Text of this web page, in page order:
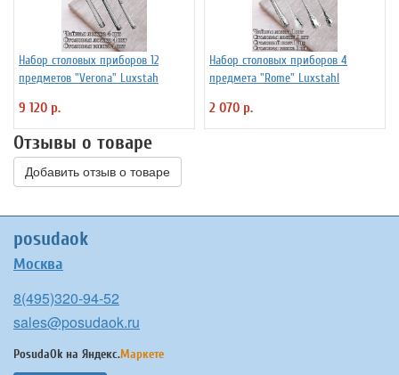
Набор столовых приборов 12
предметов "Verona" Luxstah
9 120 р.
Набор столовых приборов 4
предмета "Rome" Luxstahl
2 070 р.
Отзывы о товаре
Добавить отзыв о товаре
posudaok
Москва
8(495)320-94-52
sales@posudaok.ru
PosudaOk на Яндекс.Маркете